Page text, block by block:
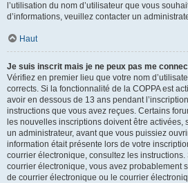
l’utilisation du nom d’utilisateur que vous
d’informations, veuillez contacter un
Haut
Je suis inscrit mais je ne peux pas me
Vérifiez en premier lieu que votre nom
corrects. Si la fonctionnalité de la COPPA est
avoir en dessous de 13 ans pendant
instructions que vous avez reçues. Certains
les nouvelles inscriptions doivent être activées,
un administrateur, avant que vous puissiez
information était présente lors de votre
courrier électronique, consultez les
courrier électronique, vous avez probablement
de courrier électronique ou le courrier